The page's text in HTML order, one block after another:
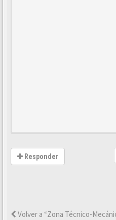
Responder
Volver a “Zona Técnico-